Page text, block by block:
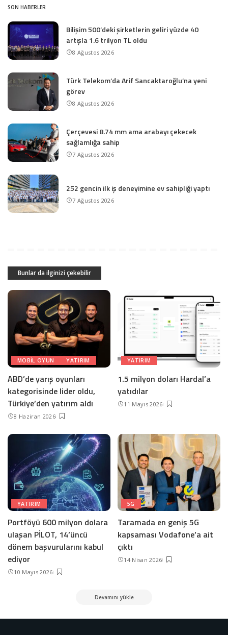
SON HABERLER
Bilişim 500’deki şirketlerin geliri yüzde 40
artışla 1.6 trilyon TL oldu
8 Ağustos 2026
Türk Telekom’da Arif Sancaktaroğlu’na yeni
görev
8 Ağustos 2026
Çerçevesi 8.74 mm ama arabayı çekecek
sağlamlığa sahip
7 Ağustos 2026
252 gencin ilk iş deneyimine ev sahipliği yaptı
7 Ağustos 2026
Bunlar da ilginizi çekebilir
MOBIL OYUN YATIRIM
ABD’de yarış oyunları
kategorisinde lider oldu,
Türkiye’den yatırım aldı
8 Haziran 2026
YATIRIM
1.5 milyon doları Hardal’a
yatıdılar
11 Mayıs 2026
YATIRIM
Portföyü 600 milyon dolara
ulaşan PİLOT, 14’üncü
dönem başvurularını kabul
ediyor
10 Mayıs 2026
5G
Taramada en geniş 5G
kapsaması Vodafone’a ait
çıktı
14 Nisan 2026
Devamını yükle